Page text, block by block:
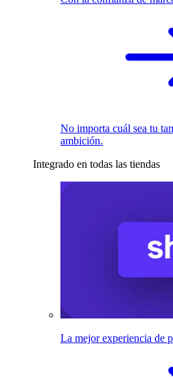
No importa cuál sea tu
ambición.
Integrado en todas las tiendas
La mejor experiencia de